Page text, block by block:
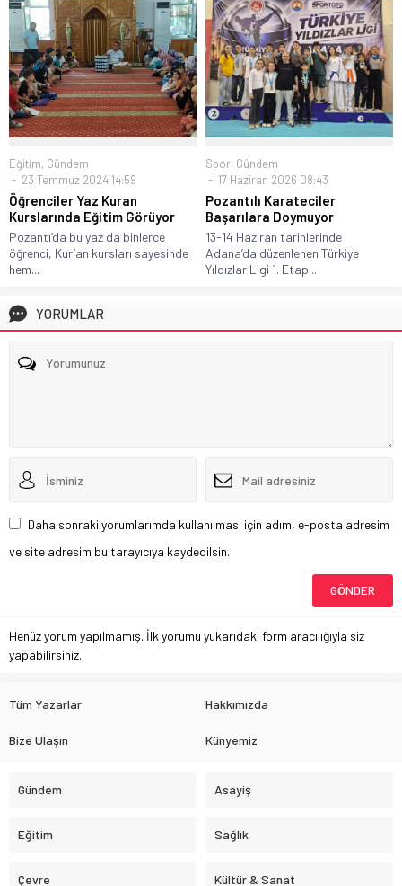
Eğitim, Gündem
23 Temmuz 2024 14:59
Öğrenciler Yaz Kuran
Kurslarında Eğitim Görüyor
Pozantı’da bu yaz da binlerce
öğrenci, Kur’an kursları sayesinde
hem...
Spor, Gündem
17 Haziran 2026 08:43
Pozantılı Karateciler
Başarılara Doymuyor
13-14 Haziran tarihlerinde
Adana’da düzenlenen Türkiye
Yıldızlar Ligi 1. Etap...
YORUMLAR
Daha sonraki yorumlarımda kullanılması için adım, e-posta adresim
ve site adresim bu tarayıcıya kaydedilsin.
Henüz yorum yapılmamış. İlk yorumu yukarıdaki form aracılığıyla siz
yapabilirsiniz.
Tüm Yazarlar Hakkımızda
Bize Ulaşın Künyemiz
Gündem Asayiş
Eğitim Sağlık
Çevre Kültür & Sanat